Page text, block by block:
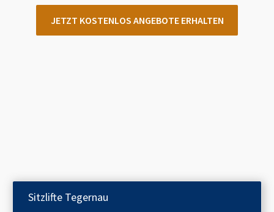
JETZT KOSTENLOS ANGEBOTE ERHALTEN
Sitzlifte Tegernau